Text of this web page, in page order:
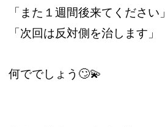
「また１週間後来てください」
「次回は反対側を治します」
何ででしょう🙄💫